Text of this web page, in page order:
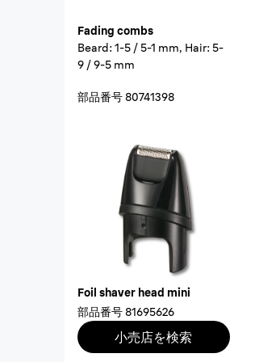
Fading combs
Beard: 1-5 / 5-1 mm, Hair: 5-
9 / 9-5 mm
部品番号80741398
Foil shaver head mini
部品番号81695626
小売店を検索